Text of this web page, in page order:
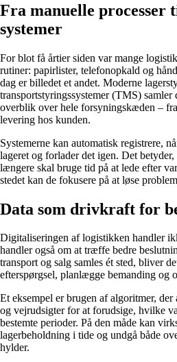
Fra manuelle processer
systemer
For blot få årtier siden var mange
rutiner: papirlister, telefonopkald og
dag er billedet et andet. Moderne
transportstyringssystemer (TMS)
overblik over hele forsyningskæden –
levering hos kunden.
Systemerne kan automatisk registrere,
lageret og forlader det igen. Det
længere skal bruge tid på at lede efter
stedet kan de fokusere på at løse
Data som drivkraft for
Digitaliseringen af logistikken handler
handler også om at træffe bedre
transport og salg samles ét sted, bliver
efterspørgsel, planlægge bemanding og
Et eksempel er brugen af algoritmer, der
og vejrudsigter for at forudsige, hvilke
bestemte perioder. På den måde kan
lagerbeholdning i tide og undgå både
hylder.